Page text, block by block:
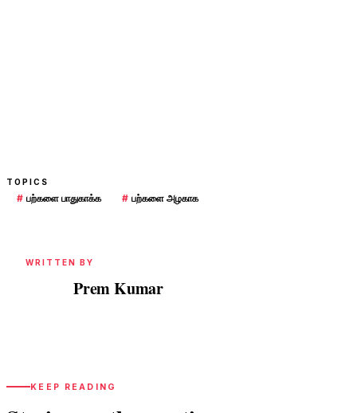
TOPICS
# பற்களை பாதுகாக்க # பற்களை அழகாக
WRITTEN BY
Prem Kumar
KEEP READING